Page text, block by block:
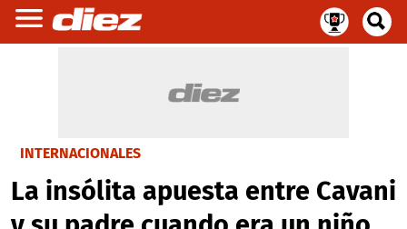
INTERNACIONALES
La insólita apuesta entre Cavani